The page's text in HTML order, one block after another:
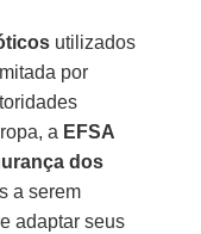
utilizados
por
a EFSA
dos
a serem
adaptar seus